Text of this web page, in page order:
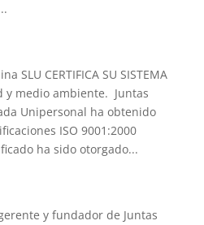
SLU CERTIFICA SU SISTEMA
y medio ambiente. Juntas
Unipersonal ha obtenido
ISO 9001:2000
ha sido otorgado...
y fundador de Juntas